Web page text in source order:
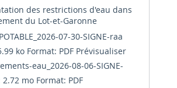
des restrictions d'eau dans
du Lot-et-Garonne
07-30-SIGNE-raa
ko Format: PDF Prévisualiser
eau_2026-08-06-SIGNE-
mo Format: PDF